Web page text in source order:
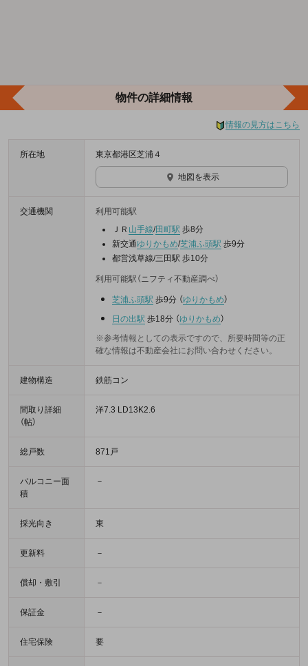
物件の詳細情報
情報の見方はこちら
所在地 東京都港区芝浦４
地図を表示
交通機関
利用可能駅
ＪＲ 山手線/田町駅 歩8分
新交通ゆりかもめ/芝浦ふ頭駅 歩9分
都営浅草線/三田駅 歩10分
利用可能駅（ニフティ不動産調べ）
芝浦ふ頭駅 歩9分 （ゆりかもめ）
日の出駅 歩18分 （ゆりかもめ）
※参考情報としての表示ですので、所要時間等の正
確な情報は不動産会社にお問い合わせください。
建物構造 鉄筋コン
間取り詳細
（帖）
洋7.3 LD13K2.6
総戸数 871戸
バルコニー面
積
－
採光向き 東
更新料 －
償却・敷引 －
保証金 －
住宅保険 要